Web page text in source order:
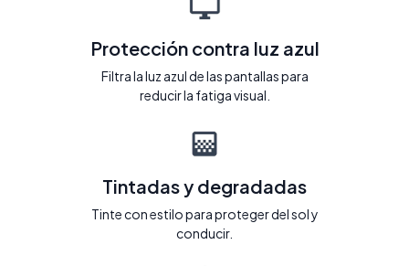
Protección contra luz azul
Filtra la luz azul de las pantallas para
reducir la fatiga visual.
Tintadas y degradadas
Tinte con estilo para proteger del sol y
conducir.